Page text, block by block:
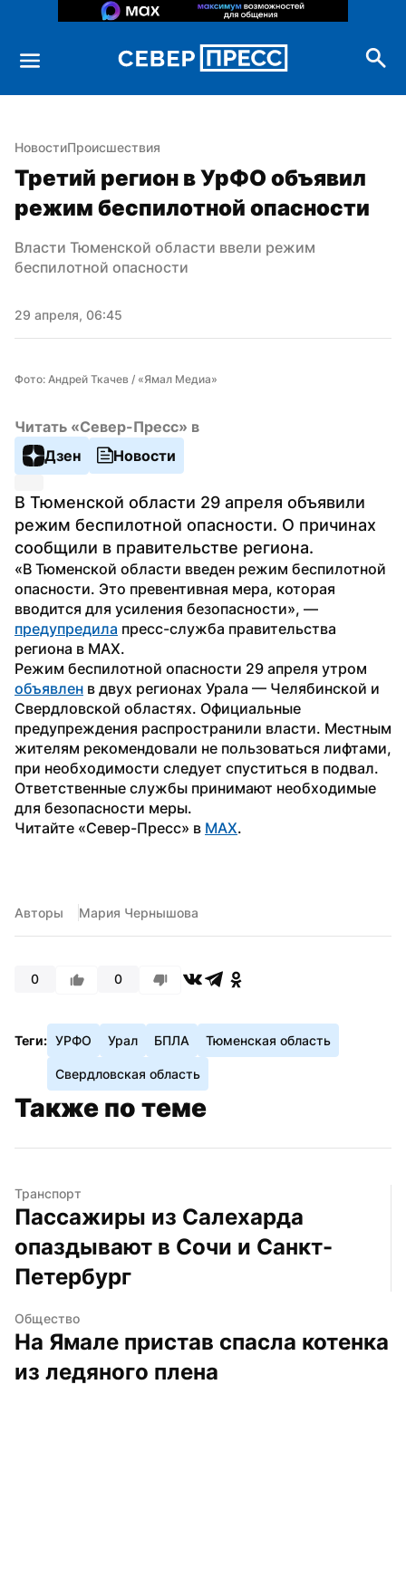
НовостиПроисшествия
Третий регион в УрФО объявил
режим беспилотной опасности
Власти Тюменской области ввели режим
беспилотной опасности
29 апреля, 06:45
Фото: Андрей Ткачев / «Ямал Медиа»
Читать «Север-Пресс» в
Дзен
Новости
В Тюменской области 29 апреля объявили
режим беспилотной опасности. О причинах
сообщили в правительстве региона.
«В Тюменской области введен режим беспилотной
опасности. Это превентивная мера, которая
предупредила пресс-служба правительства
региона в MAX.
объявлен в двух регионах Урала — Челябинской и
Свердловской областях. Официальные
предупреждения распространили власти. Местным
жителям рекомендовали не пользоваться лифтами,
при необходимости следует спуститься в подвал.
Ответственные службы принимают необходимые
для безопасности меры.
Читайте «Север-Пресс» в MAX.
Авторы Мария Чернышова
0 0
Теги: УРФО Урал БПЛА Тюменская область
Свердловская область
Также по теме
Транспорт
Пассажиры из Салехарда
опаздывают в Сочи и Санкт-
Петербург
Общество
На Ямале пристав спасла котенка
из ледяного плена